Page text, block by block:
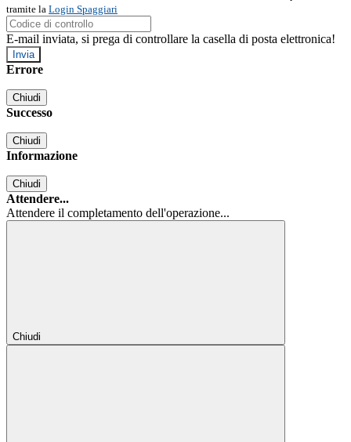
tramite la Login Spaggiari
E-mail inviata, si prega di controllare la casella di posta elettronica!
Errore
Chiudi
Successo
Chiudi
Informazione
Chiudi
Attendere...
Attendere il completamento dell'operazione...
Chiudi